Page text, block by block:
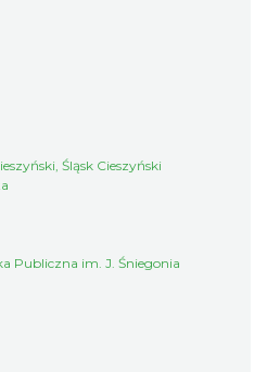
Śląsk Cieszyński
Publiczna im. J. Śniegonia